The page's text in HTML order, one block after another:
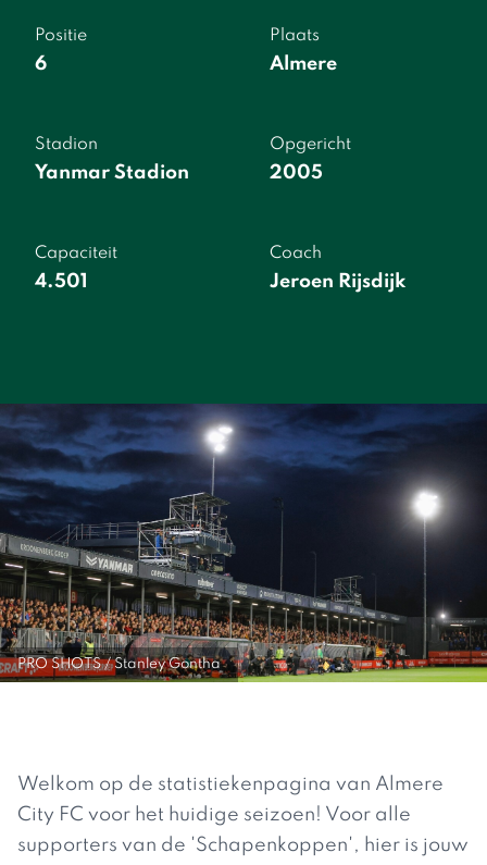
Positie
6
Plaats
Almere
Stadion
Yanmar Stadion
Opgericht
2005
Capaciteit
4.501
Coach
Jeroen Rijsdijk
PRO SHOTS / Stanley Gontha
Welkom op de statistiekenpagina van Almere
City FC voor het huidige seizoen! Voor alle
supporters van de 'Schapenkoppen', hier is jouw